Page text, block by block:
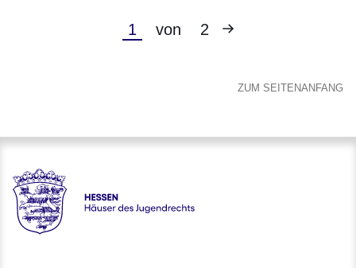
Aktuelle
1 von 2
Nächste
ZUM SEITENANFANG
Hessen - Häuser des Jugendrechts